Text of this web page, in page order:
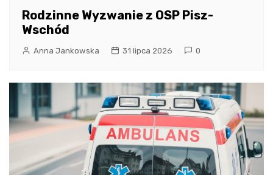
Rodzinne Wyzwanie z OSP Pisz-
Wschód
Anna Jankowska 31 lipca 2026 0